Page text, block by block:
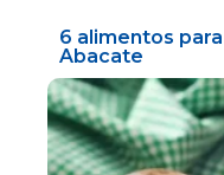
6 alimentos
Abacate